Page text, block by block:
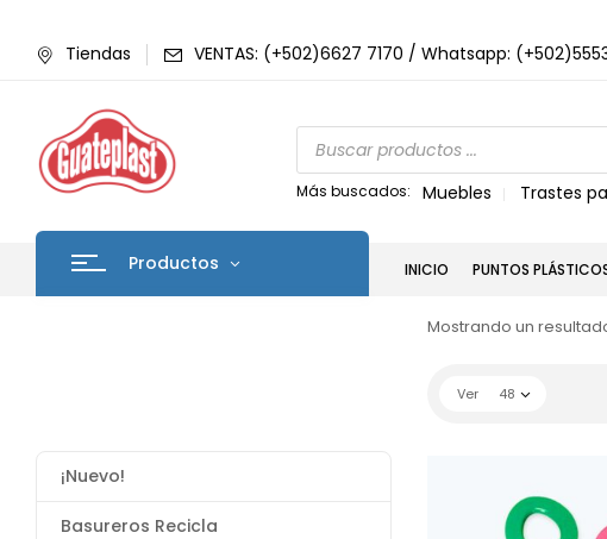
Tiendas VENTAS: (+502)6627 7170 / Whatsapp:
Más buscados: Muebles Trastes
Productos INICIO PUNTOS
¡Nuevo!
Basureros Recicla
Mostrando un
Ver 48